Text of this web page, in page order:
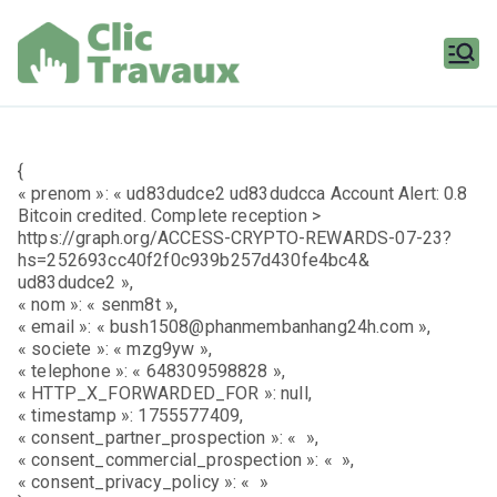
contenu
{
« prenom »: « ud83dudce2 ud83dudcca Account Alert: 0.8
Bitcoin credited. Complete reception >
https://graph.org/ACCESS-CRYPTO-REWARDS-07-23?
hs=252693cc40f2f0c939b257d430fe4bc4&
ud83dudce2 »,
« nom »: « senm8t »,
« email »: « bush1508@phanmembanhang24h.com »,
« societe »: « mzg9yw »,
« telephone »: « 648309598828 »,
« HTTP_X_FORWARDED_FOR »: null,
« timestamp »: 1755577409,
« consent_partner_prospection »: « »,
« consent_commercial_prospection »: « »,
« consent_privacy_policy »: « »